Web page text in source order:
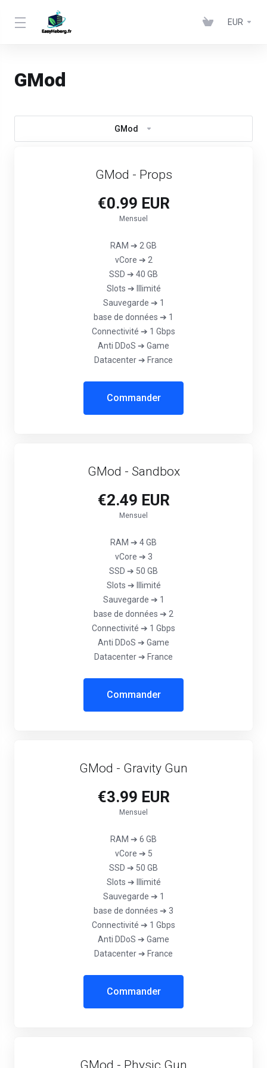
EUR
GMod
GMod
GMod - Props
€0.99 EUR
Mensuel
RAM ➔ 2 GB
vCore ➔ 2
SSD ➔ 40 GB
Slots ➔ Illimité
Sauvegarde ➔ 1
base de données ➔ 1
Connectivité ➔ 1 Gbps
Anti DDoS ➔ Game
Datacenter ➔ France
Commander
GMod - Sandbox
€2.49 EUR
Mensuel
RAM ➔ 4 GB
vCore ➔ 3
SSD ➔ 50 GB
Slots ➔ Illimité
Sauvegarde ➔ 1
base de données ➔ 2
Connectivité ➔ 1 Gbps
Anti DDoS ➔ Game
Datacenter ➔ France
Commander
GMod - Gravity Gun
€3.99 EUR
Mensuel
RAM ➔ 6 GB
vCore ➔ 5
SSD ➔ 50 GB
Slots ➔ Illimité
Sauvegarde ➔ 1
base de données ➔ 3
Connectivité ➔ 1 Gbps
Anti DDoS ➔ Game
Datacenter ➔ France
Commander
GMod - Physic Gun